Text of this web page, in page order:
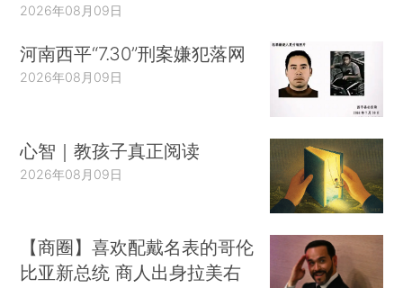
2026年08月09日
河南西平“7.30”刑案嫌犯落网
2026年08月09日
心智｜教孩子真正阅读
2026年08月09日
【商圈】喜欢配戴名表的哥伦
比亚新总统 商人出身拉美右